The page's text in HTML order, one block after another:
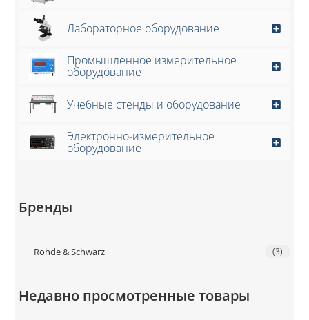
Лабораторное оборудование
Промышленное измерительное
оборудование
Учебные стенды и оборудование
Электронно-измерительное
оборудование
Бренды
Rohde & Schwarz (3)
Недавно просмотренные товары